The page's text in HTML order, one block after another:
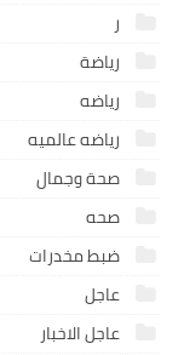
ر
رياضة
رياضه
رياضه عالميه
صحة وجمال
صحه
ضبط مخدرات
عاجل
عاجل الاخبار